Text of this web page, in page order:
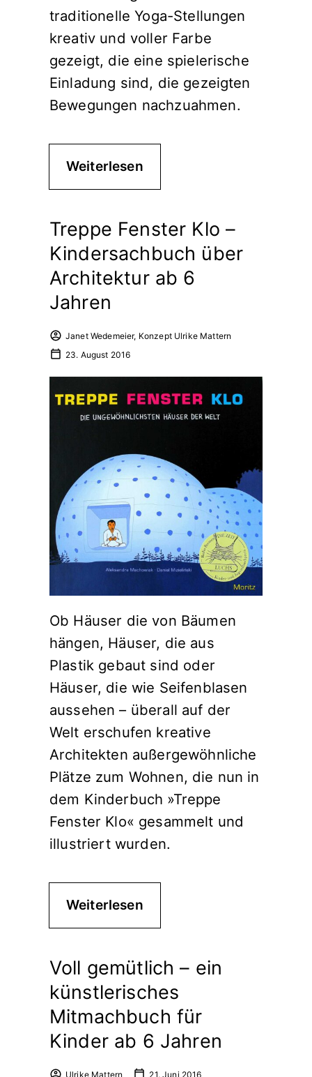
traditionelle Yoga-Stellungen
kreativ und voller Farbe
gezeigt, die eine spielerische
Einladung sind, die gezeigten
Bewegungen nachzuahmen.
Weiterlesen
Treppe Fenster Klo –
Kindersachbuch über
Architektur ab 6
Jahren
Janet Wedemeier, Konzept Ulrike Mattern
23. August 2016
Ob Häuser die von Bäumen
hängen, Häuser, die aus
Plastik gebaut sind oder
Häuser, die wie Seifenblasen
aussehen – überall auf der
Welt erschufen kreative
Architekten außergewöhnliche
Plätze zum Wohnen, die nun in
dem Kinderbuch »Treppe
Fenster Klo« gesammelt und
illustriert wurden.
Weiterlesen
Voll gemütlich – ein
künstlerisches
Mitmachbuch für
Kinder ab 6 Jahren
Ulrike Mattern 21. Juni 2016